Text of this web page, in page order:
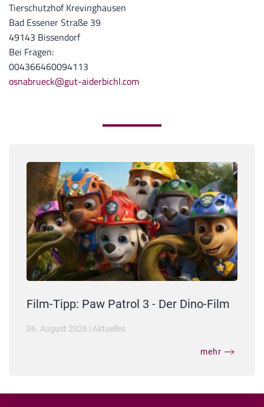
Tierschutzhof Krevinghausen
Bad Essener Straße 39
49143 Bissendorf
Bei Fragen:
004366460094113
osnabrueck@gut-aiderbichl.com
Film-Tipp: Paw Patrol 3 - Der Dino-Film
06. August 2026 | Aktuelles
mehr